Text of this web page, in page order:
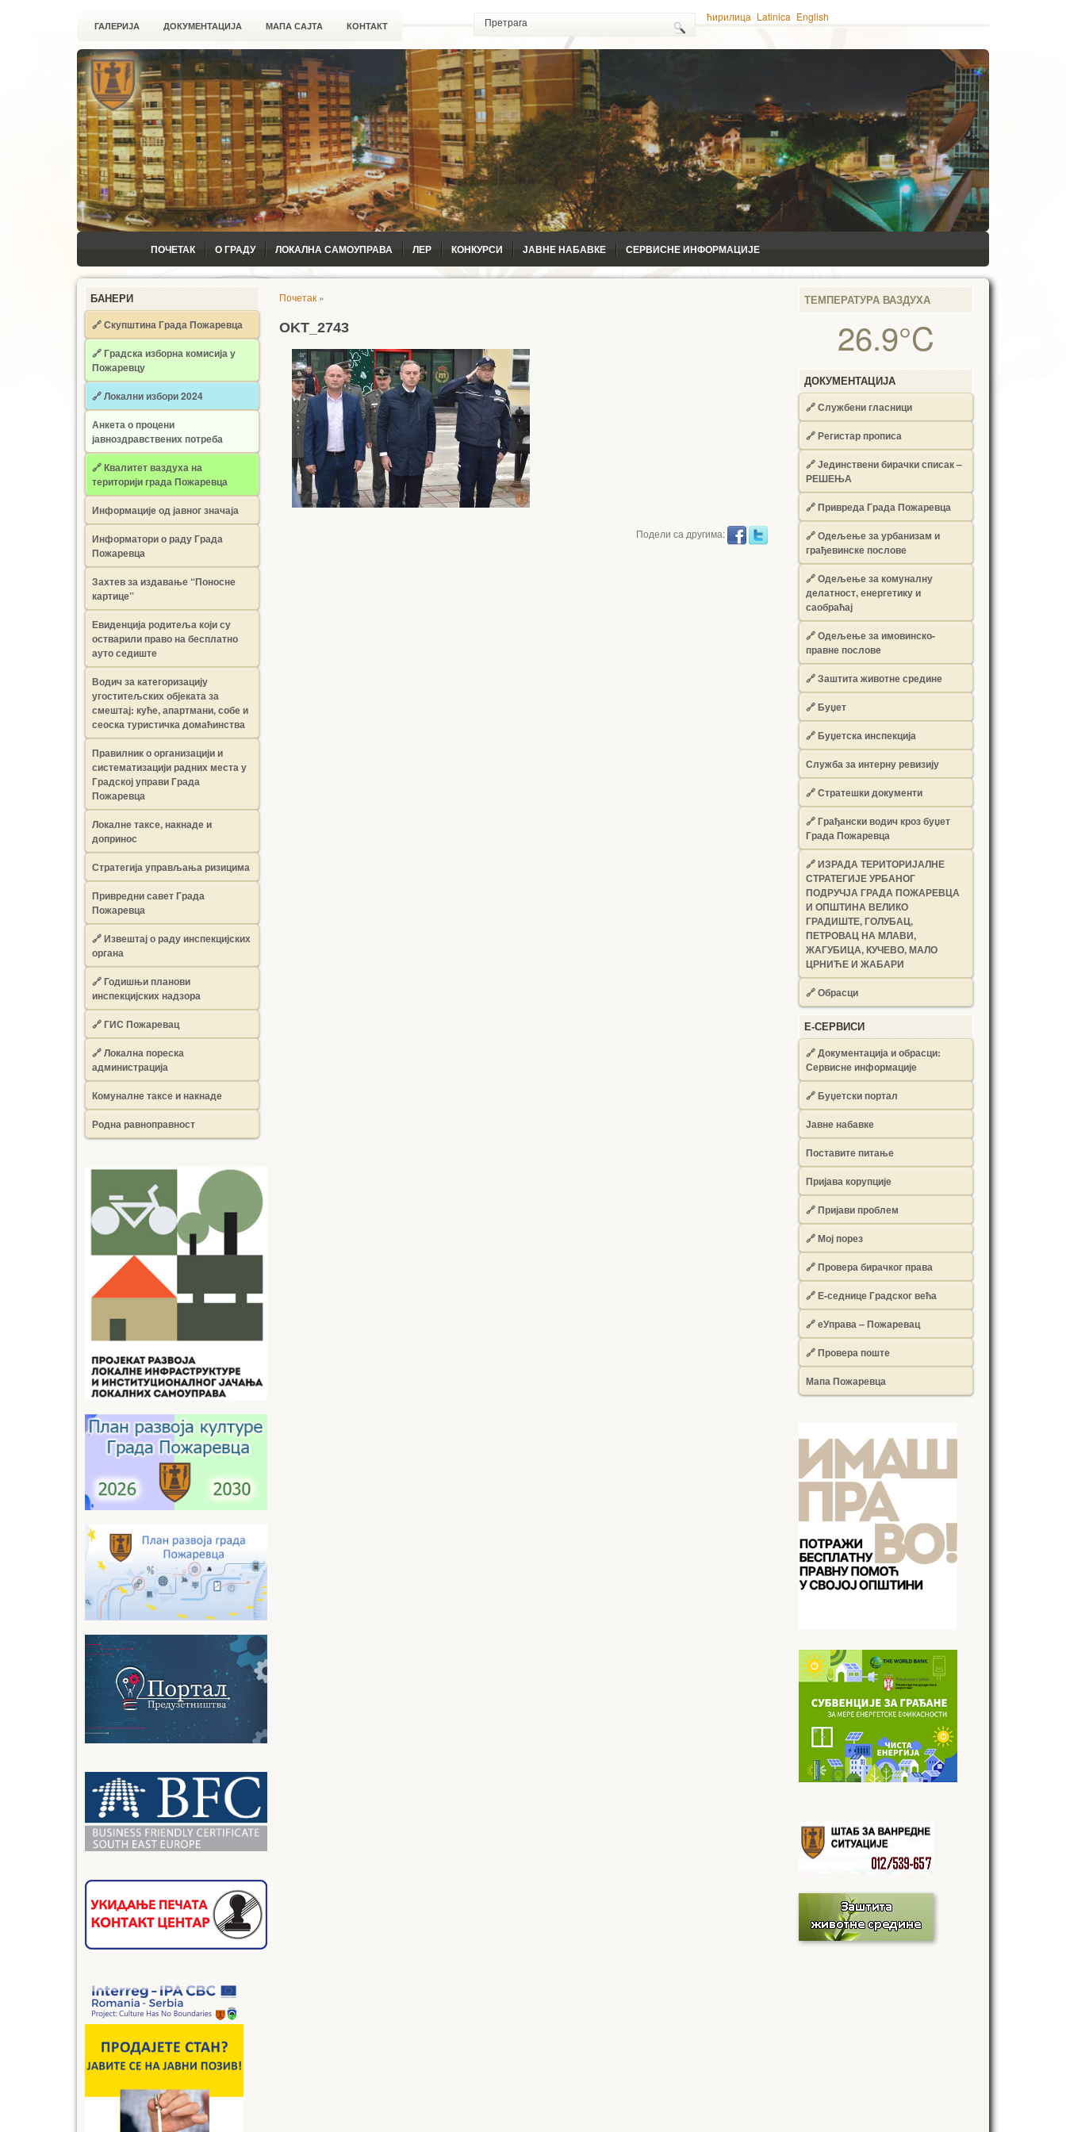
ГАЛЕРИЈА ДОКУМЕНТАЦИЈА МАПА САЈТА КОНТАКТ
ћирилица Latinica English
ПОЧЕТАК О ГРАДУ ЛОКАЛНА САМОУПРАВА ЛЕР КОНКУРСИ ЈАВНЕ НАБАВКЕ СЕРВИСНЕ ИНФОРМАЦИЈЕ
БАНЕРИ
🔗 Скупштина Града Пожаревца
🔗Градска изборна комисија у
Пожаревцу
🔗 Локални избори 2024
Анкета о процени
јавноздравствених потреба
🔗 Квалитет ваздуха на
територији града Пожаревца
Информације од јавног значаја
Информатори о раду Града
Пожаревца
Захтев за издавање “Поносне
картице”
Евиденција родитеља који су
остварили право на бесплатно
ауто седиште
Водич за категоризацију
угоститељских објеката за
смештај: куће, апартмани, собе и
сеоска туристичка домаћинства
Правилник о организацији и
систематизацији радних места у
Градској управи Града
Пожаревца
Локалне таксе, накнаде и
допринос
Стратегија управљања ризицима
Привредни савет Града
Пожаревца
🔗Извештај о раду инспекцијских
органа
🔗Годишњи планови
инспекцијских надзора
🔗 ГИС Пожаревац
🔗 Локална пореска
администрација
Комуналне таксе и накнаде
Родна равноправност
Почетак »
OKT_2743
Подели са другима:
ТЕМПЕРАТУРА ВАЗДУХА
26.9°C
ДОКУМЕНТАЦИЈА
🔗Службени гласници
🔗Регистар прописа
🔗Јединствени бирачки списак –
РЕШЕЊА
🔗Привреда Града Пожаревца
🔗Одељење за урбанизам и
грађевинске послове
🔗Одељење за комуналну
делатност, енергетику и
саобраћај
🔗Одељење за имовинско-
правне послове
🔗Заштита животне средине
🔗Буџет
🔗Буџетска инспекција
Служба за интерну ревизију
🔗Стратешки документи
🔗Грађански водич кроз буџет
Града Пожаревца
🔗ИЗРАДА ТЕРИТОРИЈАЛНЕ
СТРАТЕГИЈЕ УРБАНОГ
ПОДРУЧЈА ГРАДА ПОЖАРЕВЦА
И ОПШТИНА ВЕЛИКО
ГРАДИШТЕ, ГОЛУБАЦ,
ПЕТРОВАЦ НА МЛАВИ,
ЖАГУБИЦА, КУЧЕВО, МАЛО
ЦРНИЋЕ И ЖАБАРИ
🔗Обрасци
Е-СЕРВИСИ
🔗 Документација и обрасци:
Сервисне информације
🔗 Буџетски портал
Јавне набавке
Поставите питање
Пријава корупције
🔗 Пријави проблем
🔗 Мој порез
🔗 Провера бирачког права
🔗 Е-седнице Градског већа
🔗 еУправа – Пожаревац
🔗 Провера поште
Мапа Пожаревца